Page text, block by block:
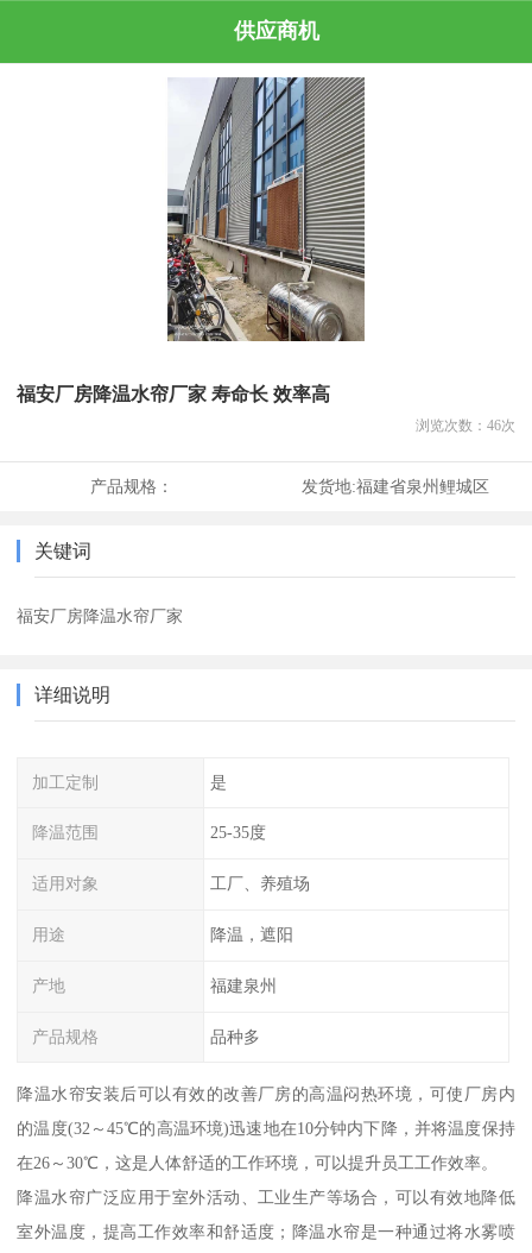
供应商机
福安厂房降温水帘厂家 寿命长 效率高
浏览次数： 46次
产品规格： 发货地:福建省泉州鲤城区
关键词
福安厂房降温水帘厂家
详细说明
加工定制 是
降温范围 25-35度
适用对象 工厂、养殖场
用途 降温，遮阳
产地 福建泉州
产品规格 品种多
降温水帘安装后可以有效的改善厂房的高温闷热环境，可使厂房内
的温度(32～45℃的高温环境)迅速地在10分钟内下降，并将温度保持
在26～30℃，这是人体舒适的工作环境，可以提升员工工作效率。
降温水帘广泛应用于室外活动、工业生产等场合，可以有效地降低
室外温度，提高工作效率和舒适度；降温水帘是一种通过将水雾喷